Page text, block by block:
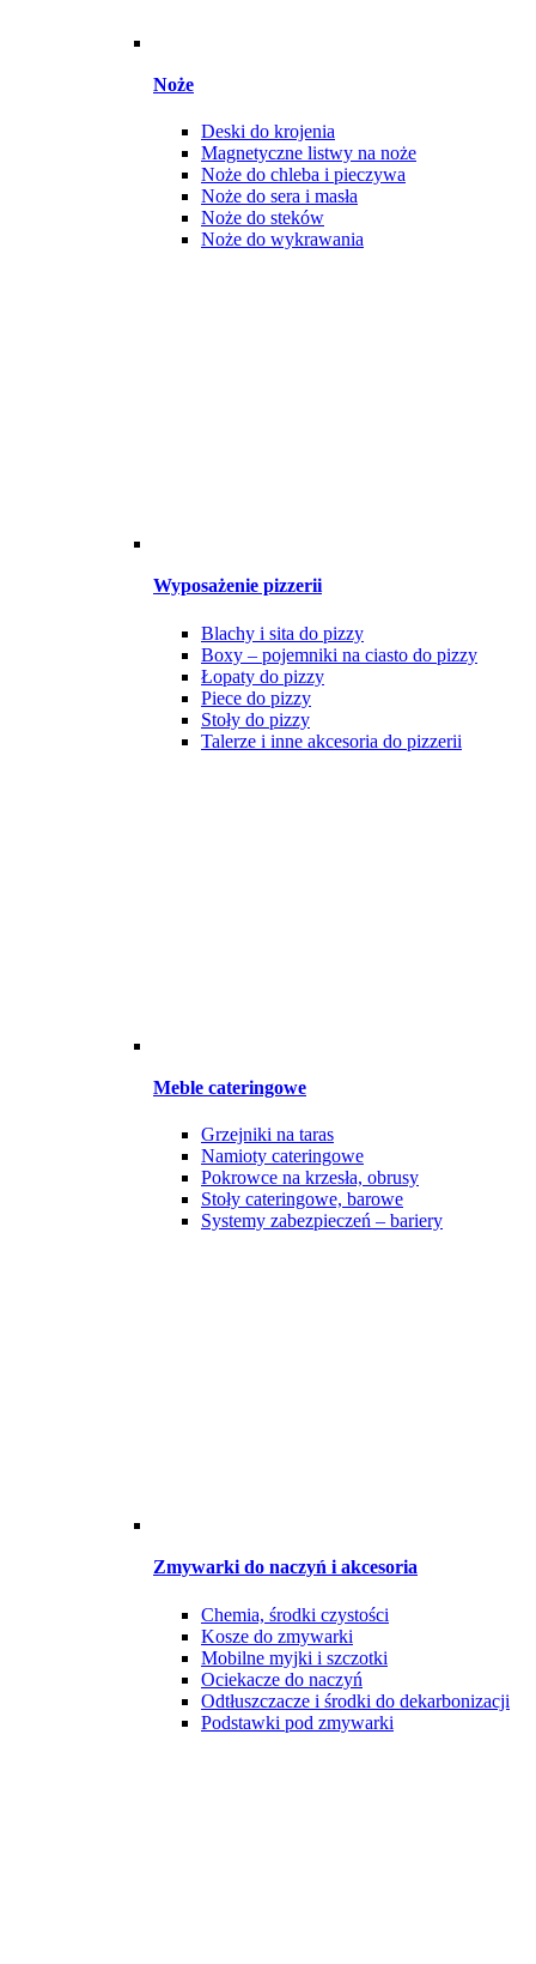
Noże
Deski do krojenia
Magnetyczne listwy na noże
Noże do chleba i pieczywa
Noże do sera i masła
Noże do steków
Noże do wykrawania
Wyposażenie pizzerii
Blachy i sita do pizzy
Boxy – pojemniki na ciasto do pizzy
Łopaty do pizzy
Piece do pizzy
Stoły do pizzy
Talerze i inne akcesoria do pizzerii
Meble cateringowe
Grzejniki na taras
Namioty cateringowe
Pokrowce na krzesła, obrusy
Stoły cateringowe, barowe
Systemy zabezpieczeń – bariery
Zmywarki do naczyń i akcesoria
Chemia, środki czystości
Kosze do zmywarki
Mobilne myjki i szczotki
Ociekacze do naczyń
Odtłuszczacze i środki do dekarbonizacji
Podstawki pod zmywarki